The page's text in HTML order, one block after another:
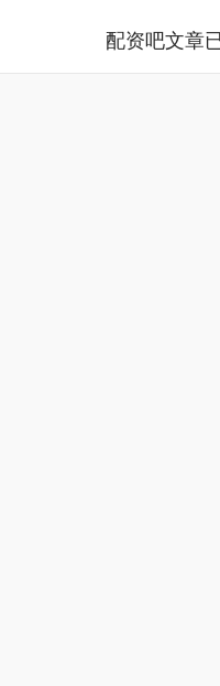
配资吧文章